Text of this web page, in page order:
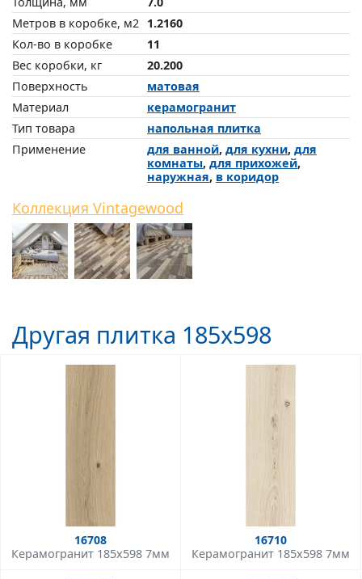
Метров в коробке, м2 1.2160
Кол-во в коробке
11
Вес коробки, кг
20.200
Поверхность
матовая
Материал
керамогранит
Тип товара
напольная плитка
Применение
для ванной, для кухни, для
комнаты, для прихожей,
наружная, в коридор
Коллекция Vintagewood
Другая плитка 185x598
16708
Керамогранит 185x598 7мм
16710
Керамогранит 185x598 7мм